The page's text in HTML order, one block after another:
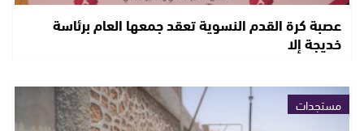
عصبة كرة القدم النسوية تعقد جمعها العام برئاسة
خديجة إلا
مستجدات